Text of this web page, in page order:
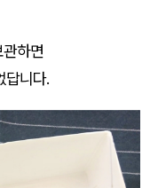
하면
답니다.